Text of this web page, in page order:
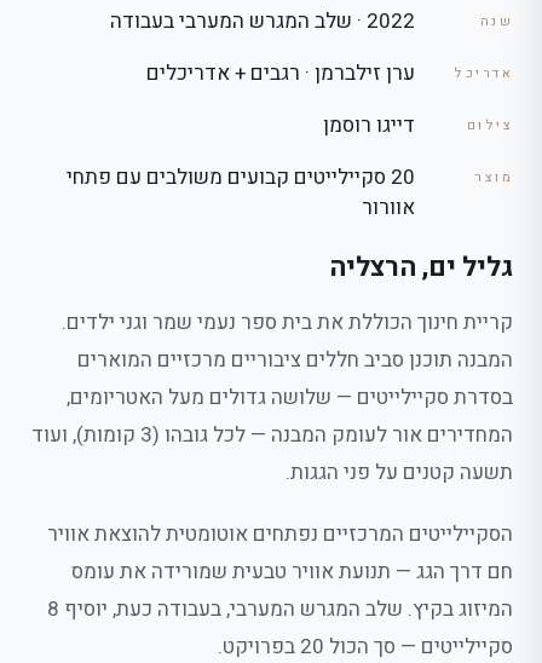
שנה 2022 · שלב המגרש המערבי בעבודה
אדריכל ערן זילברמן · רגבים + אדריכלים
צילום דייגו רוסמן
מוצר
20 סקיילייטים קבועים משולבים עם פתחי
אוורור
גליל ים, הרצליה
קריית חינוך הכוללת את בית ספר נעמי שמר וגני ילדים.
המבנה תוכנן סביב חללים ציבוריים מרכזיים המוארים
בסדרת סקיילייטים — שלושה גדולים מעל האטריומים,
המחדירים אור לעומק המבנה — לכל גובהו (3 קומות), ועוד
תשעה קטנים על פני הגגות.
הסקיילייטים המרכזיים נפתחים אוטומטית להוצאת אוויר
חם דרך הגג — תנועת אוויר טבעית שמורידה את עומס
המיזוג בקיץ. שלב המגרש המערבי, בעבודה כעת, יוסיף 8
סקיילייטים — סך הכול 20 בפרויקט.